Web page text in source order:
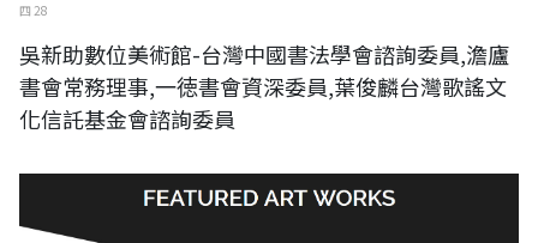
四 28
吳新助數位美術館-台灣中國書法學會諮詢委員,澹廬
書會常務理事,一徳書會資深委員,葉俊麟台灣歌謠文
化信託基金會諮詢委員